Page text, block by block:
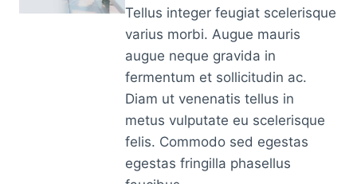
Tellus integer feugiat scelerisque
varius morbi. Augue mauris
augue neque gravida in
fermentum et sollicitudin ac.
Diam ut venenatis tellus in
metus vulputate eu scelerisque
felis. Commodo sed egestas
egestas fringilla phasellus